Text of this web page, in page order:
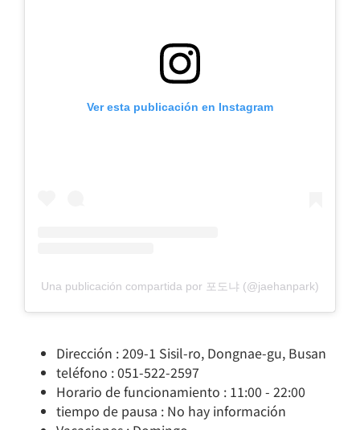
Ver esta publicación en Instagram
Una publicación compartida por 포도냐 (@jaehanpark)
Dirección : 209-1 Sisil-ro, Dongnae-gu, Busan
teléfono : 051-522-2597
Horario de funcionamiento : 11:00 - 22:00
tiempo de pausa : No hay información